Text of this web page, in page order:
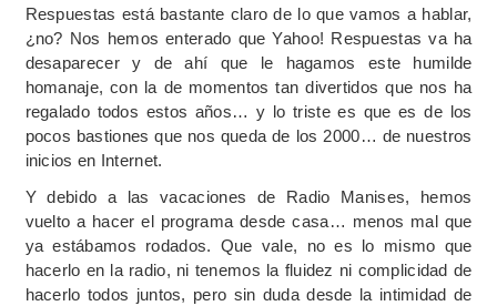
Respuestas está bastante claro de lo que vamos a hablar,
¿no? Nos hemos enterado que Yahoo! Respuestas va ha
desaparecer y de ahí que le hagamos este humilde
homanaje, con la de momentos tan divertidos que nos ha
regalado todos estos años… y lo triste es que es de los
pocos bastiones que nos queda de los 2000… de nuestros
inicios en Internet.
Y debido a las vacaciones de Radio Manises, hemos
vuelto a hacer el programa desde casa… menos mal que
ya estábamos rodados. Que vale, no es lo mismo que
hacerlo en la radio, ni tenemos la fluidez ni complicidad de
hacerlo todos juntos, pero sin duda desde la intimidad de